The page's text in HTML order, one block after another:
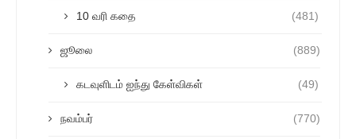
10 வரி கதை (481)
ஜூலை (889)
கடவுளிடம் ஐந்து கேள்விகள் (49)
நவம்பர் (770)